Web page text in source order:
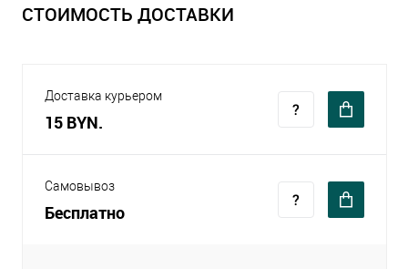
СТОИМОСТЬ ДОСТАВКИ
Доставка курьером
15 BYN.
Самовывоз
Бесплатно